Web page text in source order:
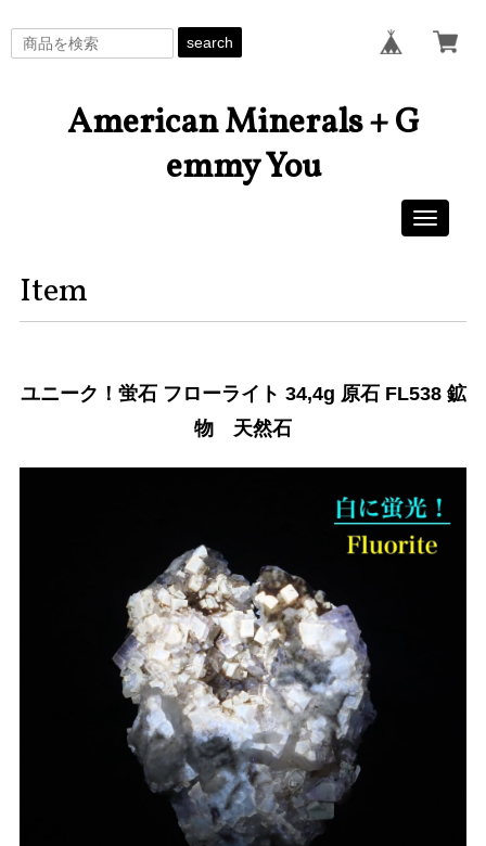
search
American Minerals + G
emmy You
Toggle
Item
ユニーク！蛍石 フローライト 34,4g 原石 FL538 鉱
物 天然石